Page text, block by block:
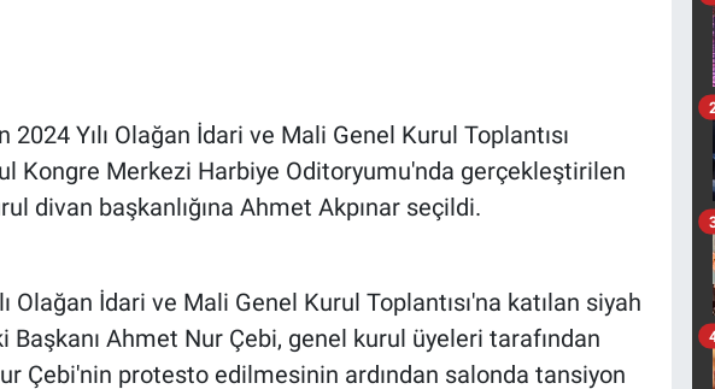
Yılı Olağan İdari ve Mali Genel Kurul Toplantısı
Kongre Merkezi Harbiye Oditoryumu'nda gerçekleştirilen
divan başkanlığına Ahmet Akpınar seçildi.
Olağan İdari ve Mali Genel Kurul Toplantısı'na katılan siyah
Başkanı Ahmet Nur Çebi, genel kurul üyeleri tarafından
Çebi'nin protesto edilmesinin ardından salonda tansiyon